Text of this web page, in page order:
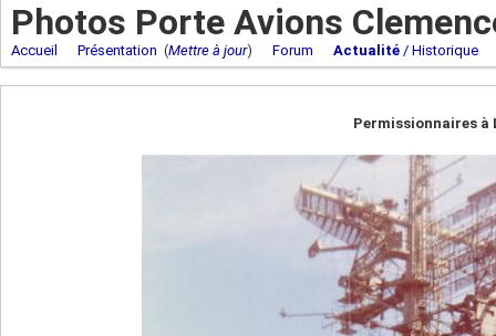
Photos Porte Avions
Accueil Présentation (Mettre à jour) Forum Actualité / Historique
Permissionnaires à